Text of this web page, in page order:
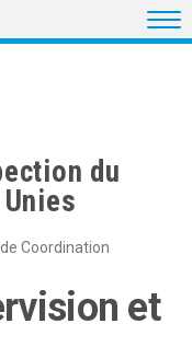
du
Coordination
et